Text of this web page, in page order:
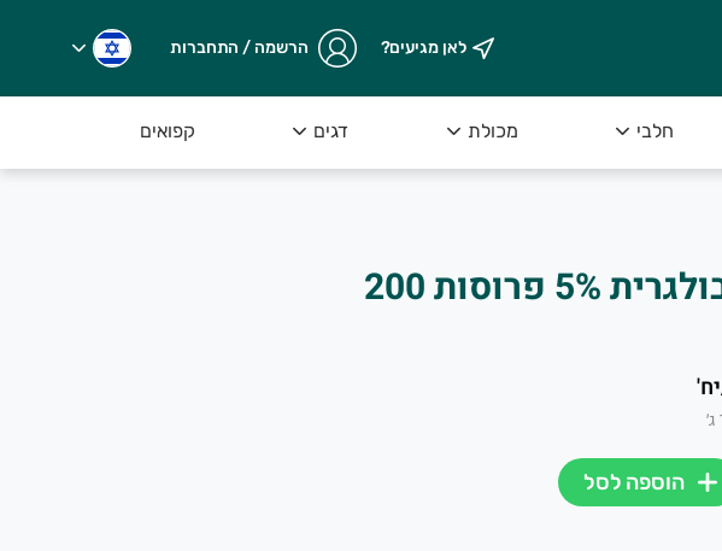
מטעמם הנפלא של ירקות, פירות ומוצרים משובחים שהם רוכשים בחנות שלנו או
לאן מגיעים? הרשמה / התחברות
חלבי מכולת דגים קפואים
גבינה בולגרית 5% פרוסות 200
יח'
הוספה לסל